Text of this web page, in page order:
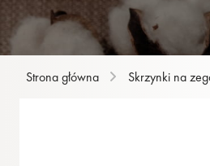
Strona główna Skrzynki na